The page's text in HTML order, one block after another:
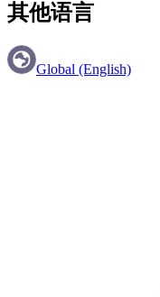
其他语言
Global (English)